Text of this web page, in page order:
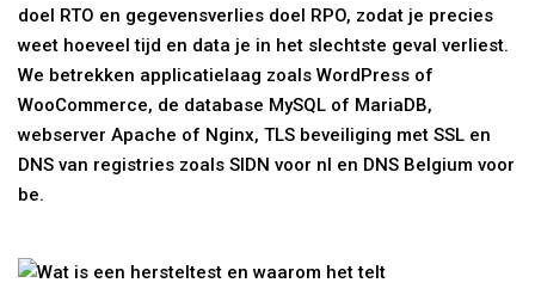
doel RTO en gegevensverlies doel RPO, zodat je precies
weet hoeveel tijd en data je in het slechtste geval verliest.
We betrekken applicatielaag zoals WordPress of
WooCommerce, de database MySQL of MariaDB,
webserver Apache of Nginx, TLS beveiliging met SSL en
DNS van registries zoals SIDN voor nl en DNS Belgium voor
be.